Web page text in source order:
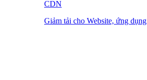
CDN
Giảm tải cho Website, ứng dụng